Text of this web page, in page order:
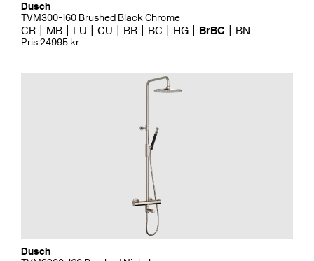
Dusch
TVM300-160 Brushed Black Chrome
CR MB LU CU BR BC HG BrBC BN
Pris 24995 kr
Dusch